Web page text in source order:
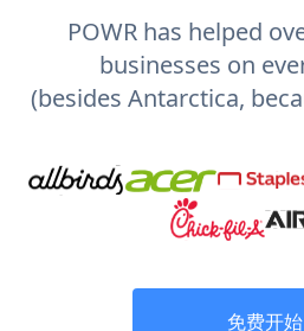
POWR has helped
businesses on
(besides Antarctica,
免费开始